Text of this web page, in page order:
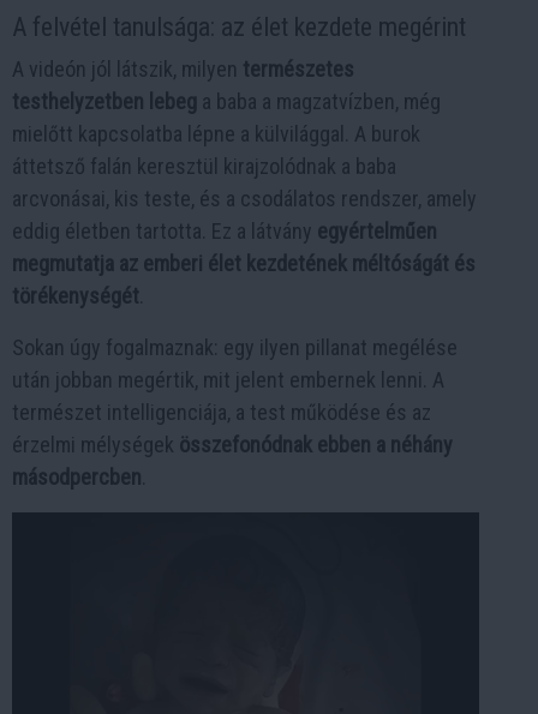
A felvétel tanulsága: az élet kezdete megérint
A videón jól látszik, milyen természetes
testhelyzetben lebeg a baba a magzatvízben, még
mielőtt kapcsolatba lépne a külvilággal. A burok
áttetsző falán keresztül kirajzolódnak a baba
arcvonásai, kis teste, és a csodálatos rendszer, amely
eddig életben tartotta. Ez a látvány egyértelműen
megmutatja az emberi élet kezdetének méltóságát és
törékenységét
Sokan úgy fogalmaznak: egy ilyen pillanat megélése
után jobban megértik, mit jelent embernek lenni. A
természet intelligenciája, a test működése és az
érzelmi mélységek összefonódnak ebben a néhány
másodpercben